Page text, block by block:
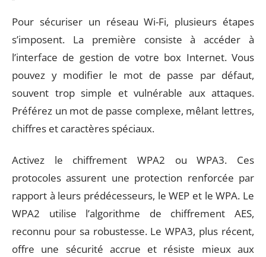
Pour sécuriser un réseau Wi-Fi, plusieurs étapes
s’imposent. La première consiste à accéder à
l’interface de gestion de votre box Internet. Vous
pouvez y modifier le mot de passe par défaut,
souvent trop simple et vulnérable aux attaques.
Préférez un mot de passe complexe, mêlant lettres,
chiffres et caractères spéciaux.
Activez le chiffrement WPA2 ou WPA3. Ces
protocoles assurent une protection renforcée par
rapport à leurs prédécesseurs, le WEP et le WPA. Le
WPA2 utilise l’algorithme de chiffrement AES,
reconnu pour sa robustesse. Le WPA3, plus récent,
offre une sécurité accrue et résiste mieux aux